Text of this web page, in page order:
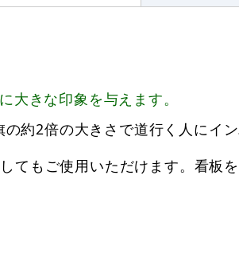
大きな印象を与えます。
約2倍の大きさで道行く人にイン
てもご使用いただけます。看板